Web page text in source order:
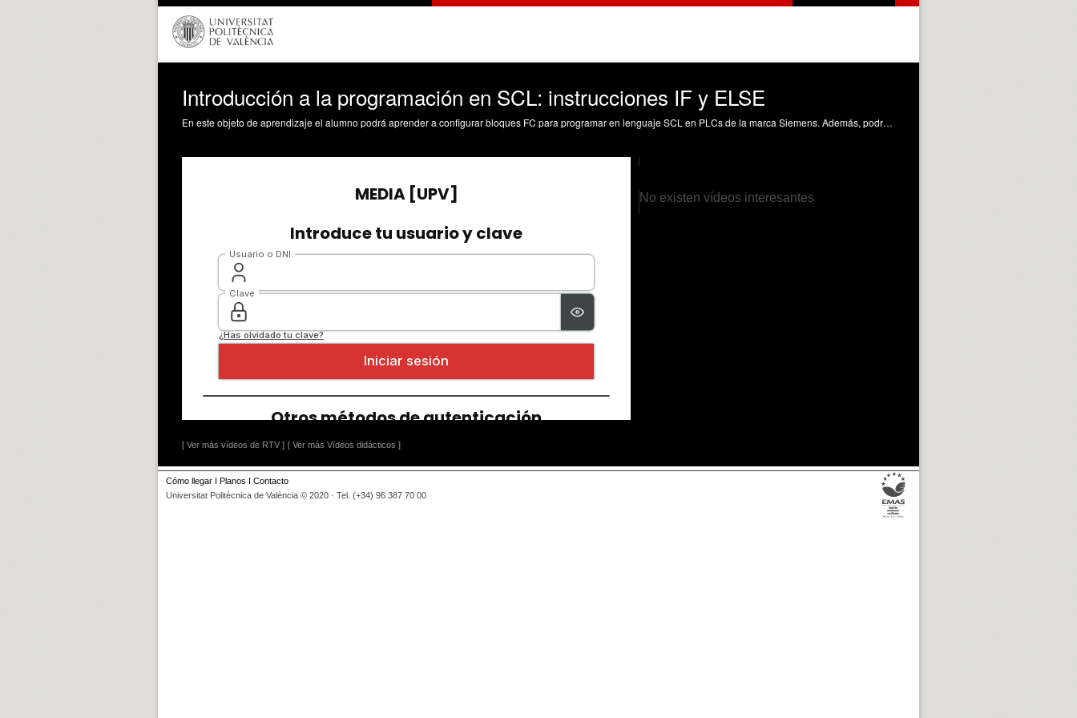
Introducción a la programación en SCL: instrucciones IF y ELSE
En este objeto de aprendizaje el alumno podrá aprender a configurar bloques FC para programar en lenguaje SCL en PLCs de la marca Siemens. Además, podrá aprender la sintaxis de las instucciones IF y ELSE en SCL, todo ello aplicándolo a ejemplos sencillos simulados con FactoryI0. Solanes Galbis, JE. (2023). Introducción a la programación en SCL: instrucciones IF y ELSE. https://riunet.upv.es/handle/10251/191651 DER
[ Ver más vídeos de RTV ] [ Ver más Vídeos didácticos ]
No existen vídeos interesantes
Cómo llegar I Planos I Contacto
Universitat Politècnica de València © 2020 · Tel. (+34) 96 387 70 00